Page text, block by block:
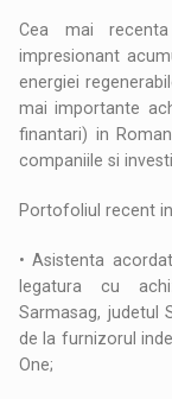
Cea mai
impresionant
energiei
mai importante
finantari) in
companiile si
Portofoliul recent
• Asistenta
legatura cu
Sarmasag, judetul
de la furnizorul
One;